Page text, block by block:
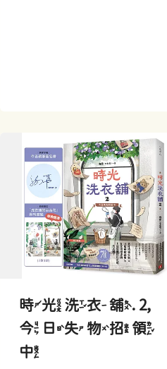
時光洗衣舖. 2,
今日失物招領
中